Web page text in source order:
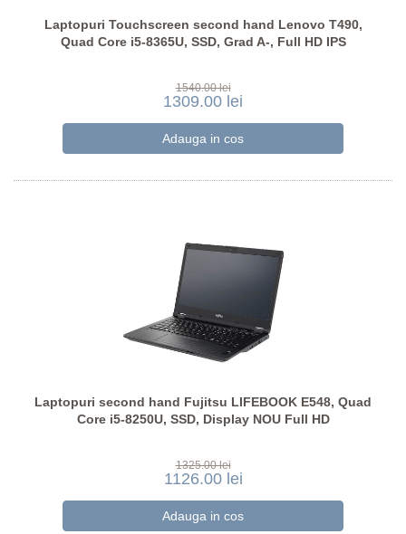
Laptopuri Touchscreen second hand Lenovo T490,
Quad Core i5-8365U, SSD, Grad A-, Full HD IPS
1540.00 lei
1309.00 lei
Laptopuri second hand Fujitsu LIFEBOOK E548, Quad
Core i5-8250U, SSD, Display NOU Full HD
1325.00 lei
1126.00 lei